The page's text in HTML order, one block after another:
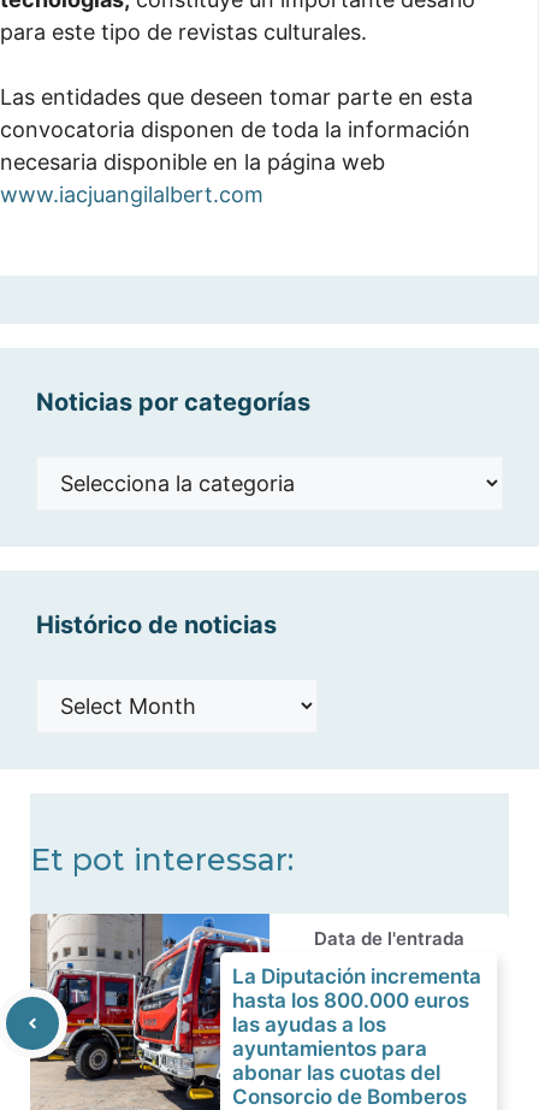
para este tipo de revistas culturales.
Las entidades que deseen tomar parte en esta
convocatoria disponen de toda la información
necesaria disponible en la página web
www.iacjuangilalbert.com
Noticias por categorías
Noticias
Histórico de noticias
Histórico
Et pot interessar:
Data de l'entrada
La Diputación incrementa
hasta los 800.000 euros
las ayudas a los
ayuntamientos para
abonar las cuotas del
Consorcio de Bomberos